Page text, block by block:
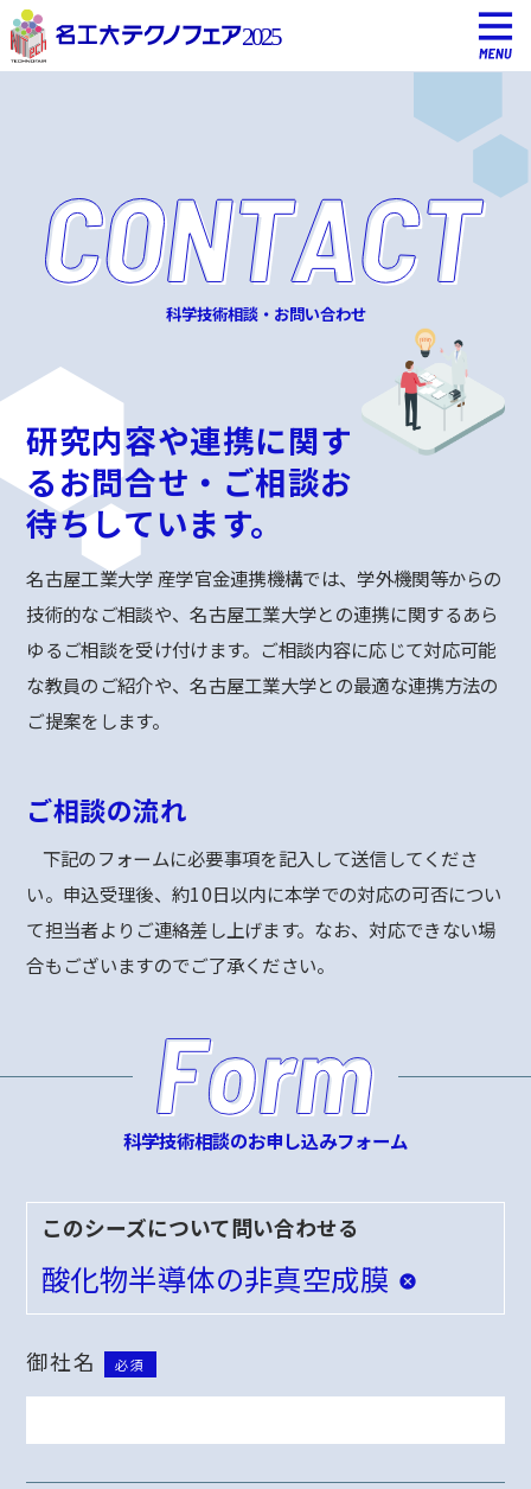
科学技術相談・お問い合わせ
研究内容や連携に関す
るお問合せ・ご相談お
待ちしています。
名古屋工業大学 産学官金連携機構では、学外機関等からの
技術的なご相談や、名古屋工業大学との連携に関するあら
ゆるご相談を受け付けます。ご相談内容に応じて対応可能
な教員のご紹介や、名古屋工業大学との最適な連携方法の
ご提案をします。
ご相談の流れ
下記のフォームに必要事項を記入して送信してくださ
い。申込受理後、約10日以内に本学での対応の可否につい
て担当者よりご連絡差し上げます。なお、対応できない場
合もございますのでご了承ください。
科学技術相談のお申し込みフォーム
このシーズについて問い合わせる
酸化物半導体の非真空成膜
御社名 必須